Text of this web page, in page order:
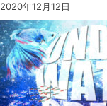
2020年12月12日